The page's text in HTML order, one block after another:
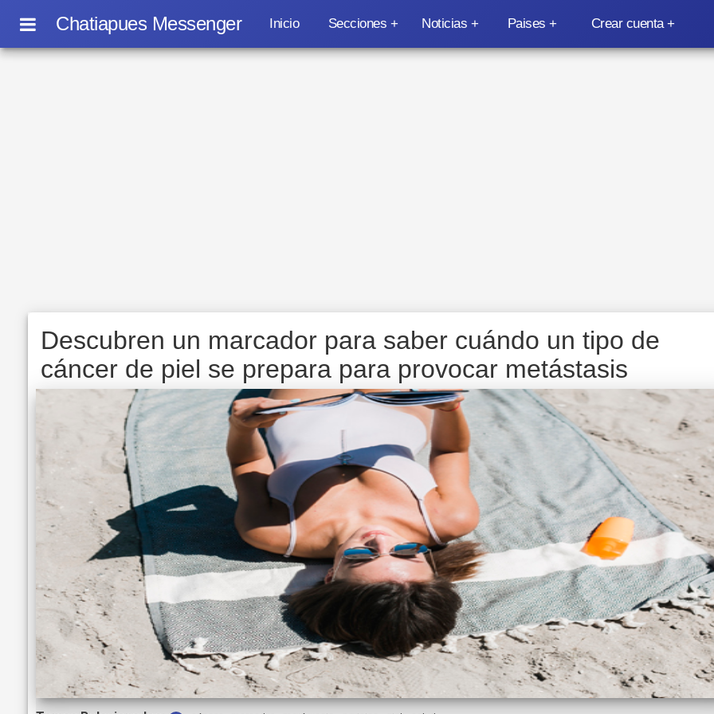
Chatiapues Messenger Inicio Secciones Noticias Paises Crear cuenta
Descubren un marcador para saber cuándo un tipo de
cáncer de piel se prepara para provocar metástasis